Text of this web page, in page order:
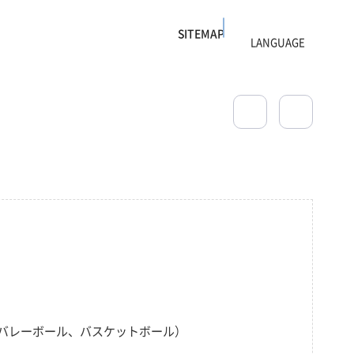
SITEMAP
ーボール、バスケットボール）